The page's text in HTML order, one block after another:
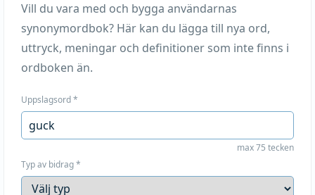
Vill du vara med och bygga användarnas
synonymordbok? Här kan du lägga till nya ord,
uttryck, meningar och definitioner som inte finns i
ordboken än.
Uppslagsord*
max 75 tecken
Typ av bidrag*